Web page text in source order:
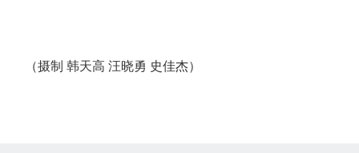
（摄制 韩天高 汪晓勇 史佳杰）